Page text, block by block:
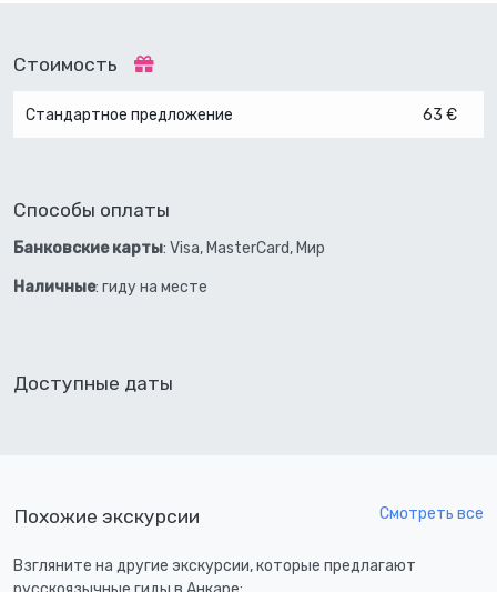
Стоимость
Стандартное предложение 63 €
Способы оплаты
Банковские карты: Visa, MasterCard, Мир
Наличные: гиду на месте
Доступные даты
Похожие экскурсии Смотреть все
Взгляните на другие экскурсии, которые предлагают